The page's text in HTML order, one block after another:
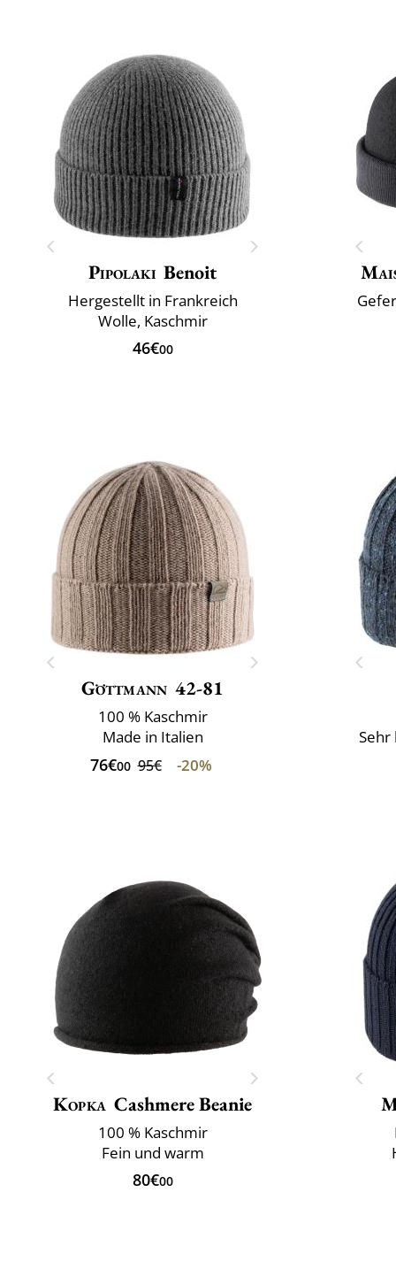
Pipolaki Benoit
Hergestellt in Frankreich
Wolle, Kaschmir
46€00
Göttmann 42-81
100 % Kaschmir
Made in Italien
76€00 95€ -20%
Kopka Cashmere Beanie
100 % Kaschmir
Fein und warm
80€00